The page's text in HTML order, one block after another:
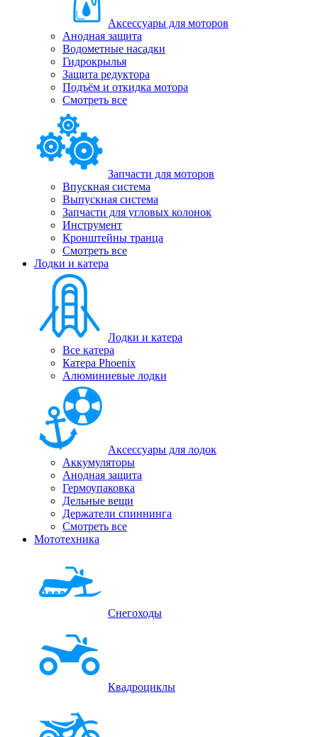
Аксессуары для моторов
Анодная защита
Водометные насадки
Гидрокрылья
Защита редуктора
Подъём и откидка мотора
Смотреть все
Запчасти для моторов
Впускная система
Выпускная система
Запчасти для угловых колонок
Инструмент
Кронштейны транца
Смотреть все
Лодки и катера
Лодки и катера
Все катера
Катера Phoenix
Алюминиевые лодки
Аксессуары для лодок
Аккумуляторы
Анодная защита
Гермоупаковка
Дельные вещи
Держатели спиннинга
Смотреть все
Мототехника
Снегоходы
Квадроциклы